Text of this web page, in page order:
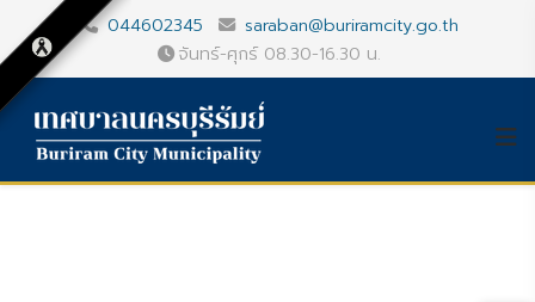
044602345
saraban@buriramcity.go.th
จันทร์-ศุกร์ 08.30-16.30 น.